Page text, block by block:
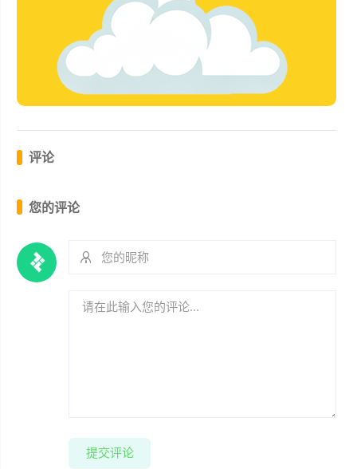
评论
您的评论
提交评论